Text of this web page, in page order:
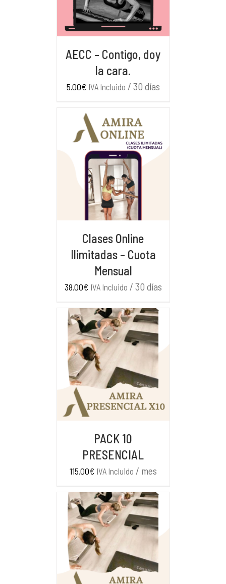
AECC – Contigo, doy
la cara.
5.00€ IVA Incluido / 30 días
AÑADIR AL CARRITO
DETALLES
Clases Online
Ilimitadas – Cuota
Mensual
38.00€ IVA Incluido / 30 días
AÑADIR AL CARRITO
DETALLES
PACK 10
PRESENCIAL
115.00€ IVA Incluido / mes
AÑADIR AL CARRITO
DETALLES